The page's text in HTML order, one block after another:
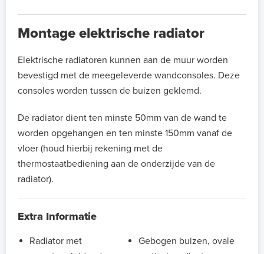
Montage elektrische radiator
Elektrische radiatoren kunnen aan de muur worden
bevestigd met de meegeleverde wandconsoles. Deze
consoles worden tussen de buizen geklemd.
De radiator dient ten minste 50mm van de wand te
worden opgehangen en ten minste 150mm vanaf de
vloer (houd hierbij rekening met de
thermostaatbediening aan de onderzijde van de
radiator).
Extra Informatie
Radiator met
Gebogen buizen, ovale